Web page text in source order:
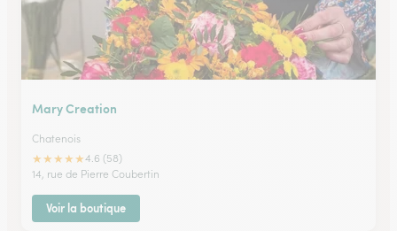
Mary Creation
Chatenois
★★★★★4.6 (58)
14, rue de Pierre Coubertin
Voir la boutique